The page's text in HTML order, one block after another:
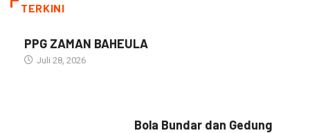
TERKINI
PPG ZAMAN BAHEULA
Juli 28, 2026
Bola Bundar dan Gedung